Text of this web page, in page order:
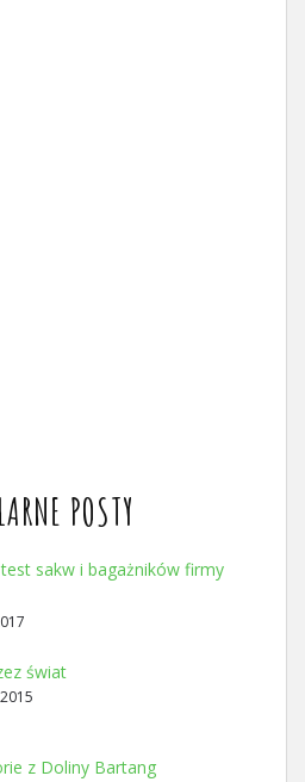
POSTY
sakw i bagażników firmy
świat
z Doliny Bartang